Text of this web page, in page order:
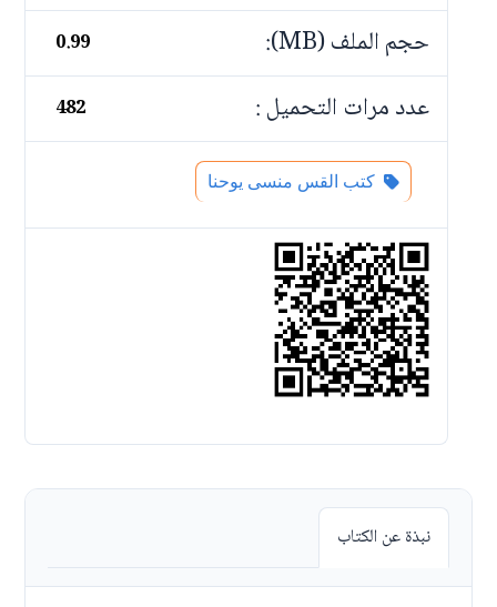
حجم الملف (MB): 0.99
عدد مرات التحميل : 482
كتب القس منسى يوحنا
نبذة عن الكتاب